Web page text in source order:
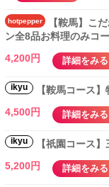
hotpepper
【鞍馬】こ
ン全8品お料理のみコ
4,200円
詳細をみる
ikyu
【鞍馬コース
4,500円
詳細をみる
ikyu
【祇園コース
5,200円
詳細をみる